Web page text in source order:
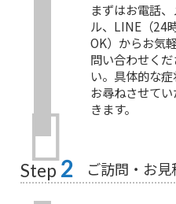
まずはお電話
ル、LINE（24
OK）からお気
問い合わせくだ
い。具体的な症
お尋ねさせて
きます。
Step 2 ご訪問・お見